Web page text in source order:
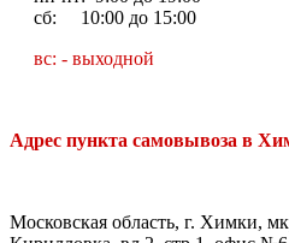
сб: 10:00 до 15:00
вс: - выходной
Адрес пункта самовывоза в
Московская область, г. Химки,